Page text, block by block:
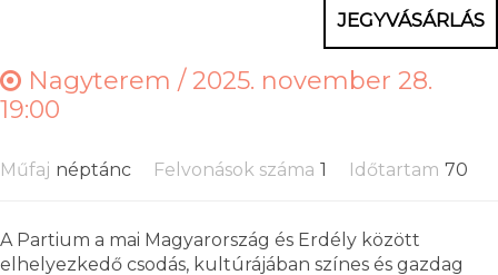
JEGYVÁSÁRLÁS
Nagyterem /2025. november 28.
19:00
Műfaj néptánc Felvonások száma 1 Időtartam 70
A Partium a mai Magyarország és Erdély között
elhelyezkedő csodás, kultúrájában színes és gazdag